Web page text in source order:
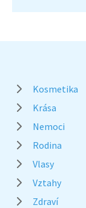
Kosmetika
Krása
Nemoci
Rodina
Vlasy
Vztahy
Zdraví